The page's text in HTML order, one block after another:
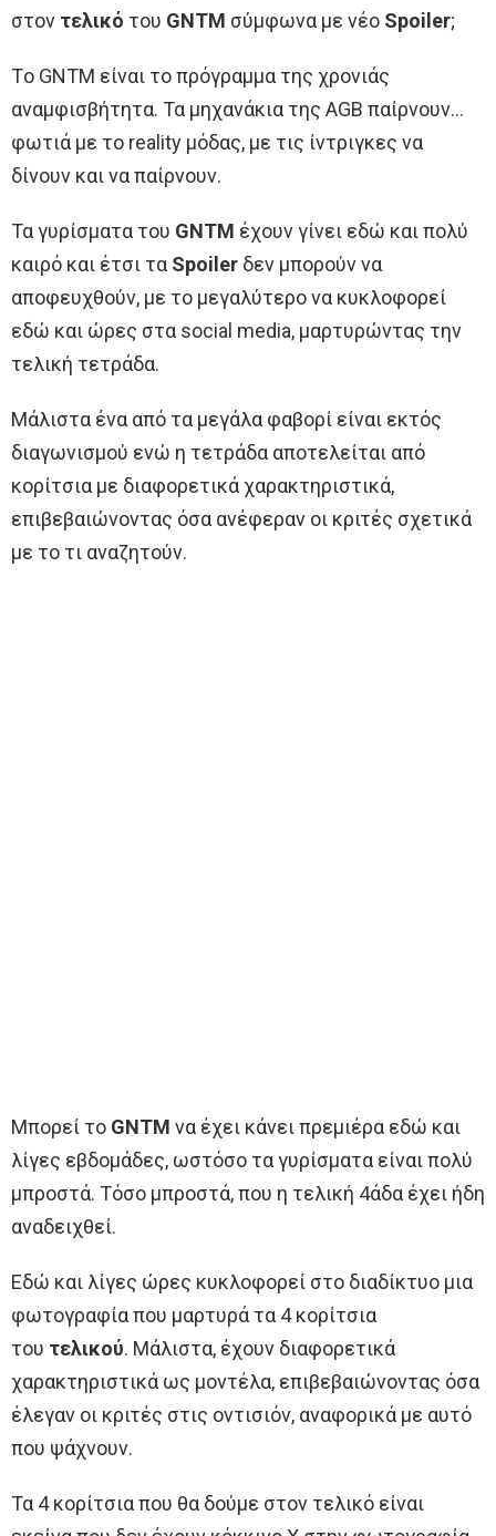
στον τελικό του GNTM σύμφωνα με νέο Spoiler;
Τo GNTM είναι το πρόγραμμα της χρονιάς
αναμφισβήτητα. Τα μηχανάκια της AGB παίρνουν…
φωτιά με το reality μόδας, με τις ίντριγκες να
δίνουν και να παίρνουν.
Τα γυρίσματα του GNTM έχουν γίνει εδώ και πολύ
καιρό και έτσι τα Spoiler δεν μπορούν να
αποφευχθούν, με το μεγαλύτερο να κυκλοφορεί
εδώ και ώρες στα social media, μαρτυρώντας την
τελική τετράδα.
Μάλιστα ένα από τα μεγάλα φαβορί είναι εκτός
διαγωνισμού ενώ η τετράδα αποτελείται από
κορίτσια με διαφορετικά χαρακτηριστικά,
επιβεβαιώνοντας όσα ανέφεραν οι κριτές σχετικά
με το τι αναζητούν.
Μπορεί το GNTM να έχει κάνει πρεμιέρα εδώ και
λίγες εβδομάδες, ωστόσο τα γυρίσματα είναι πολύ
μπροστά. Τόσο μπροστά, που η τελική 4άδα έχει ήδη
αναδειχθεί.
Εδώ και λίγες ώρες κυκλοφορεί στο διαδίκτυο μια
φωτογραφία που μαρτυρά τα 4 κορίτσια
του τελικού. Μάλιστα, έχουν διαφορετικά
χαρακτηριστικά ως μοντέλα, επιβεβαιώνοντας όσα
έλεγαν οι κριτές στις οντισιόν, αναφορικά με αυτό
που ψάχνουν.
Τα 4 κορίτσια που θα δούμε στον τελικό είναι